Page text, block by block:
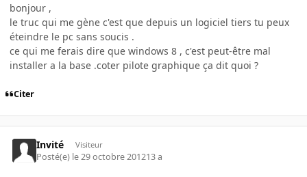
bonjour ,
le truc qui me gène c'est que depuis un logiciel tiers tu peux
éteindre le pc sans soucis .
ce qui me ferais dire que windows 8 , c'est peut-être mal
installer a la base .coter pilote graphique ça dit quoi ?
Citer
Invité Visiteur
Posté(e) le 29 octobre 201213 a